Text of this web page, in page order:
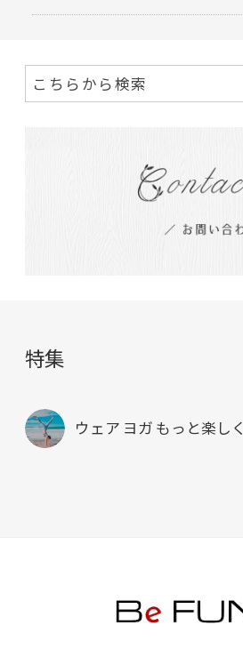
特集
ウェア ヨガ もっと楽しく